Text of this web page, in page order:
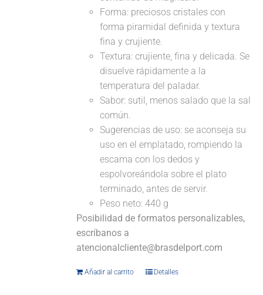
Forma: preciosos cristales con
forma piramidal definida y textura
fina y crujiente.
Textura: crujiente, fina y delicada. Se
disuelve rápidamente a la
temperatura del paladar.
Sabor: sutil, menos salado que la sal
común.
Sugerencias de uso: se aconseja su
uso en el emplatado, rompiendo la
escama con los dedos y
espolvoreándola sobre el plato
terminado, antes de servir.
Peso neto: 440 g
Posibilidad de formatos personalizables,
escríbanos a
atencionalcliente@brasdelport.com
Añadir al carrito Detalles